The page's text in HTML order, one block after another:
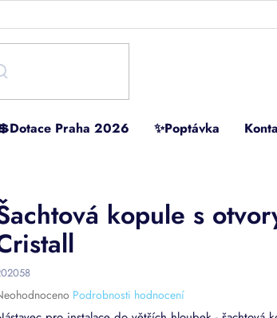
Praha 2026 ✨Poptávka
kopule s
Podrobnosti hodnocení